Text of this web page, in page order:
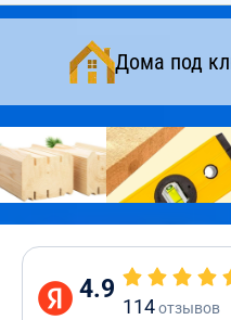
Дома под
4.9
114отзывов